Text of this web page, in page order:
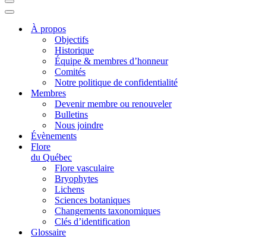
Menu
de
navigation
Menu
navigationÀ propos
Objectifs
Historique
Équipe & membres d’honneur
Comités
Notre politique de confidentialité
Membres
Devenir membre ou renouveler
Bulletins
Nous joindre
Évènements
Flore
du Québec
Flore vasculaire
Bryophytes
Lichens
Sciences botaniques
Changements taxonomiques
Clés d’identification
Glossaire